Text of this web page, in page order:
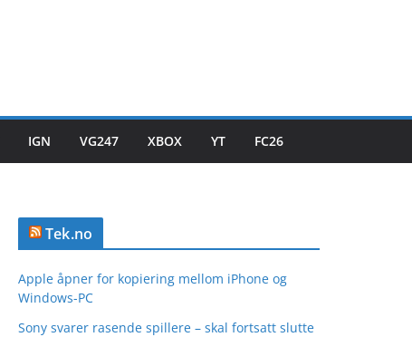
IGN VG247 XBOX YT FC26
Tek.no
Apple åpner for kopiering mellom iPhone og
Windows-PC
Sony svarer rasende spillere – skal fortsatt slutte